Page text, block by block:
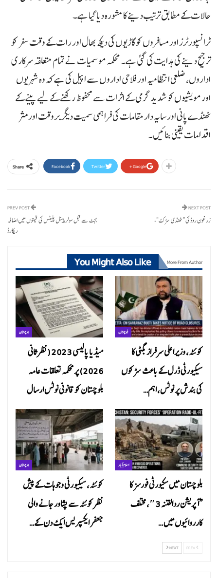
حالات کے مطابق ترتیب دینے کا مشورہ دیا گیا ہے۔
ٹرانسپورٹرز اور مسافروں کو گاڑیوں کی دیکھ بھال اور رات کے وقت سفر کو
ترجیح دینے کی ہدایت کی گئی ہے۔ محکمہ موسمیات نے تمام متعلقہ سرکاری
اداروں، ضلعی انتظامیہ اور فلاحی اداروں سے اپیل کی ہے کہ وہ شہریوں
اور مویشیوں کو شدید گرمی کے اثرات سے محفوظ رکھنے کے لیے پینے کے
ٹھنڈے پانی اور سایہ دار مقامات کی فراہمی سمیت دیگر بروقت اور مثر
اقدامات یقینی بنائیں۔
Share Facebook Twitter Google+
بجٹ سے قبل سولر پینل پلیٹس کی قیمتوں میں اضافہ
ریکارڈ
NEXT POST
زرغون روڈ کی “ٹھنڈی سڑک”-
You Might Also Like More From Author
بلوچستان
میڈیا پالیسی 2023 (نظرثانی
2026) پر محکمہ تعلقات عامہ
بلوچستان کو قانونی نوٹس ارسال
بلوچستان
کوئٹہ، وزیراعلی سرفراز بگٹی کا
سیکیورٹی ڈرل کے باعث سڑکوں
کی بندش پر نوٹس، اہم…
بلوچستان
کوئٹہ، سیکیورٹی وجوہات کے پیش
نظر کوئٹہ سے پشاور جانے والی
جعفر ایکسپریس ایک دن کے…
اسلام آباد
بلوچستان میں سکیورٹی فورسز کا
“آپریشن ردالفتنہ 3″، مختلف
کارروائیوں میں…
NEXT